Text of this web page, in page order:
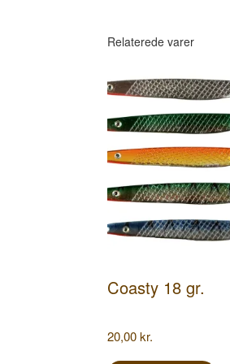
Relaterede varer
Coasty 18 gr.
20,00kr.